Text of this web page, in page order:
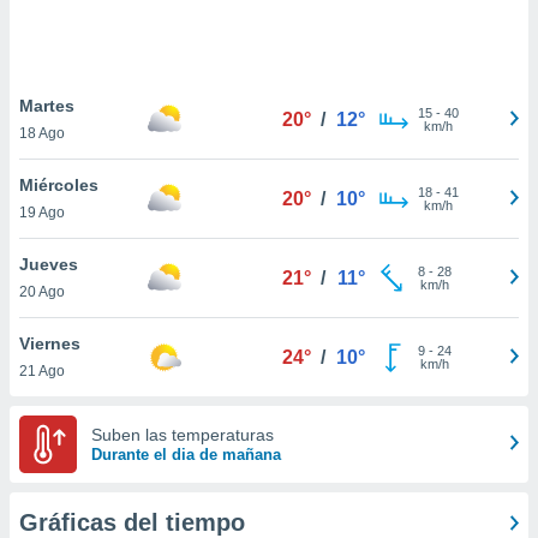
únicos
similares
como
IP
de
traten tus
en
a lo que
Para
Martes
18 Ago
20° / 12° 15- 40
km/h
Miércoles
19 Ago
20° / 10° 18- 41
km/h
Jueves
20 Ago
21° / 11° 8- 28
km/h
Viernes
21 Ago
24° / 10° 9- 24
km/h
Suben las temperaturas
Durante el dia de mañana
Gráficas del tiempo